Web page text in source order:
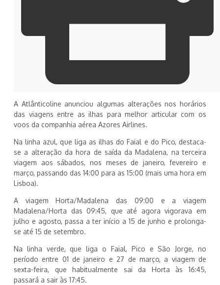
A Atlânticoline anunciou algumas alterações nos horários
das viagens entre as ilhas para melhor articular com os
voos da companhia aérea Azores Airlines.
Na linha azul, que liga as ilhas do Faial e do Pico, destaca-
se a alteração da hora de saída da Madalena, na terceira
viagem aos sábados, nos meses de janeiro, fevereiro e
março, passando das 14:00 para as 15:00 (mais uma hora em
Lisboa).
A viagem Horta/Madalena das 09:00 e a viagem
Madalena/Horta das 09:45, que até agora vigorava em
julho e agosto, passa a ter início a 15 de junho e prolonga-
se até 15 de setembro.
Na linha verde, que liga o Faial, Pico e São Jorge, no
período entre 01 de janeiro e 27 de março, a viagem de
sexta-feira, que habitualmente sai da Horta às 16:45,
passará a sair às 17:45.